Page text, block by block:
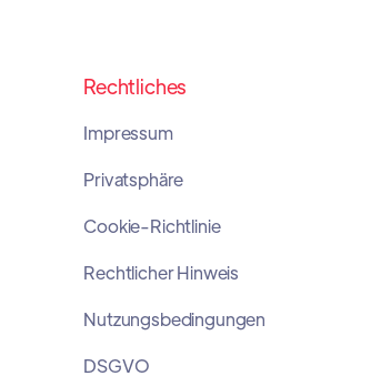
Rechtliches
Impressum
Privatsphäre
Cookie-Richtlinie
Rechtlicher Hinweis
Nutzungsbedingungen
DSGVO